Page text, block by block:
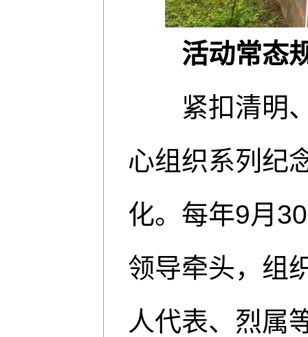
活动常态
紧扣清明、“
心组织系列纪
化。每年9月
领导牵头，组
人代表、烈属